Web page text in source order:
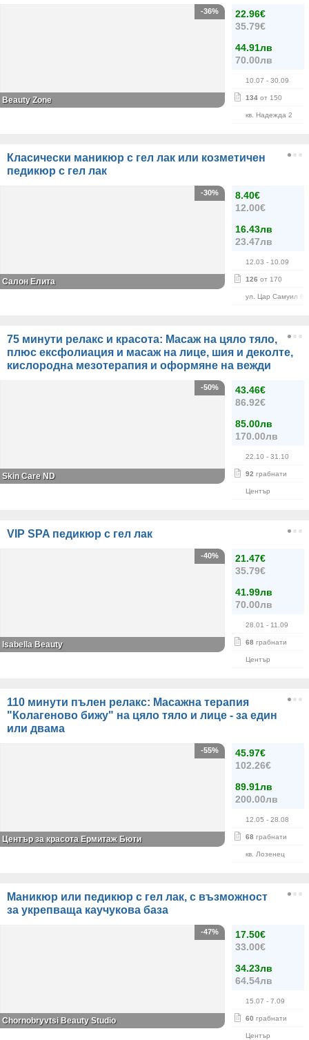
22.96€
35.79€
44.91лв
70.00лв
10.07 - 30.09
134 от 150
кв. Надежда 2
-36%
Beauty Zone
Класически маникюр с гел лак или козметичен
педикюр с гел лак
8.40€
12.00€
16.43лв
23.47лв
12.03 - 10.09
126 от 170
ул. Цар Самуил 84
-30%
Салон Елита
75 минути релакс и красота: Масаж на цяло тяло,
плюс ексфолиация и масаж на лице, шия и деколте,
кислородна мезотерапия и оформяне на вежди
43.46€
86.92€
85.00лв
170.00лв
22.10 - 31.10
92 грабнати
Център
-50%
Skin Care ND
VIP SPA педикюр с гел лак
21.47€
35.79€
41.99лв
70.00лв
28.01 - 11.09
68 грабнати
Център
-40%
Isabella Beauty
110 минути пълен релакс: Масажна терапия
"Колагеново бижу" на цяло тяло и лице - за един
или двама
45.97€
102.26€
89.91лв
200.00лв
12.05 - 28.08
68 грабнати
кв. Лозенец
-55%
Център за красота Ермитаж Бюти
Маникюр или педикюр с гел лак, с възможност
за укрепваща каучукова база
17.50€
33.00€
34.23лв
64.54лв
15.07 - 7.09
60 грабнати
Център
-47%
Chornobryvtsi Beauty Studio